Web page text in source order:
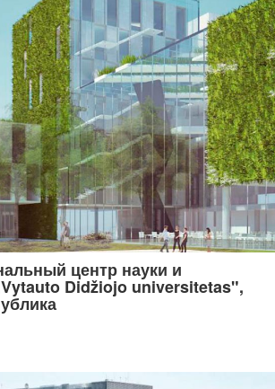
центр науки и
Didžiojo universitetas",